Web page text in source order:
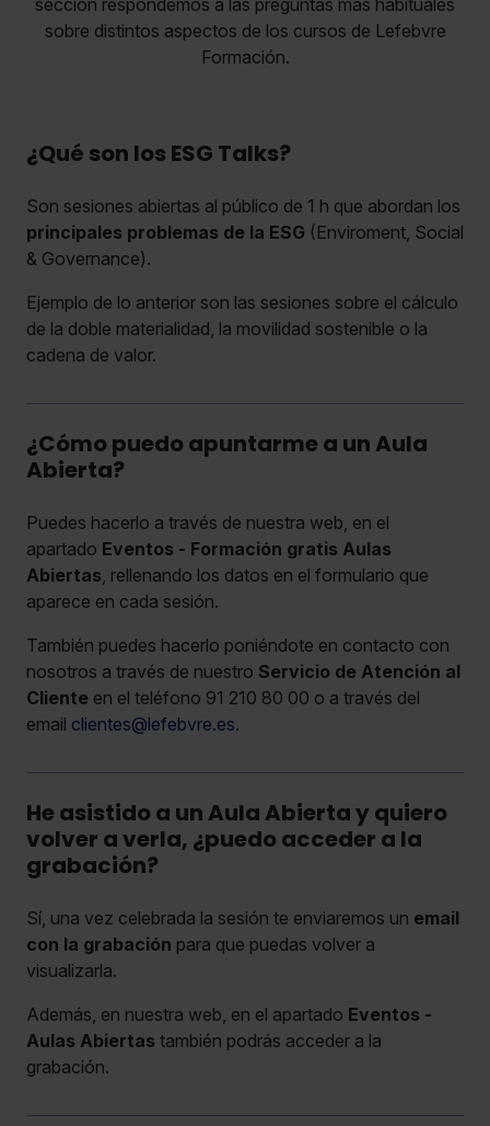
sobre distintos aspectos de los cursos de Lefebvre
Formación.
¿Qué son los ESG Talks?
Son sesiones abiertas al público de 1 h que abordan los
principales problemas de la ESG (Enviroment, Social
& Governance).
Ejemplo de lo anterior son las sesiones sobre el cálculo
de la doble materialidad, la movilidad sostenible o la
cadena de valor.
¿Cómo puedo apuntarme a un Aula
Abierta?
Puedes hacerlo a través de nuestra web, en el
apartado Eventos - Formación gratis Aulas
Abiertas , rellenando los datos en el formulario que
aparece en cada sesión.
También puedes hacerlo poniéndote en contacto con
nosotros a través de nuestro Servicio de Atención al
Cliente en el teléfono 91 210 80 00 o a través del
email clientes@lefebvre.es.
He asistido a un Aula Abierta y quiero
volver a verla, ¿puedo acceder a la
grabación?
Sí, una vez celebrada la sesión te enviaremos un email
con la grabación para que puedas volver a
visualizarla.
Además, en nuestra web, en el apartado Eventos -
Aulas Abiertas también podrás acceder a la
grabación.